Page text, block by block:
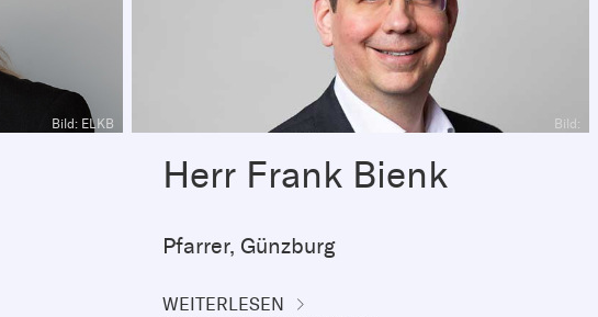
Bild: ELKB Bild:
Herr Frank Bienk
Pfarrer, Günzburg
WEITERLESEN